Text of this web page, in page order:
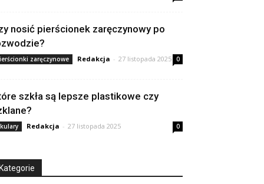
nosić pierścionek zaręczynowy po
zaręczynowe Redakcja - 27 listopada 2025 0
szkła są lepsze plastikowe czy
Redakcja - 27 listopada 2025 0
Kategorie